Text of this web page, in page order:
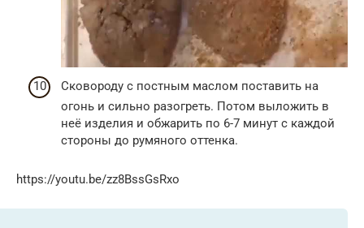
Сковороду с постным маслом поставить на
огонь и сильно разогреть. Потом выложить в
неё изделия и обжарить по 6-7 минут с каждой
стороны до румяного оттенка.
https://youtu.be/zz8BssGsRxo